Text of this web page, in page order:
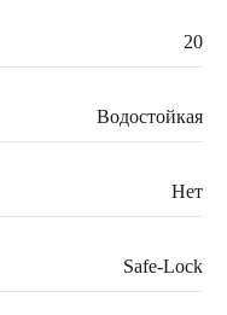
20
Водостойкая
Нет
Safe-Lock